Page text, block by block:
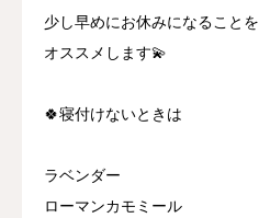
少し早めにお休みになることを
オススメします💫
🍀寝付けないときは
ラベンダー
ローマンカモミール